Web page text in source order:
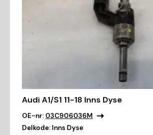
Audi A1/S1 11-18 Inns Dyse
OE-nr: 03C906036M
Delkode: Inns Dyse